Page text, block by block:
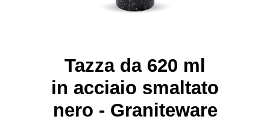
Tazza da 620 ml
in acciaio smaltato
nero - Graniteware